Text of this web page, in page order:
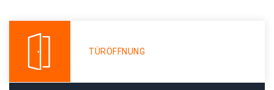
TÜRÖFFNUNG